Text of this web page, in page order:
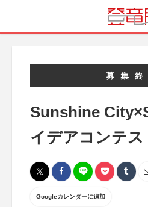
募集終
Sunshine
イデアコンテス
Googleカレンダーに追加